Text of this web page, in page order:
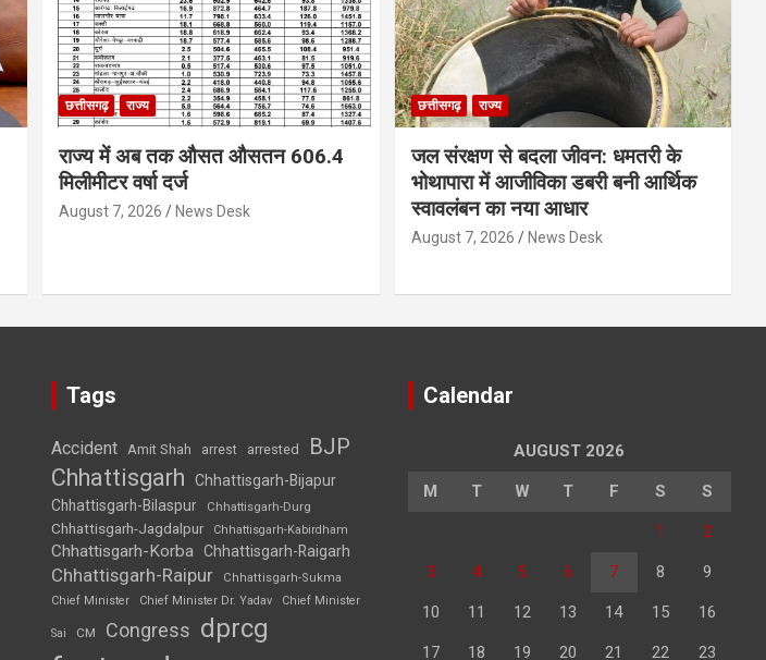
छत्तीसगढ़ राज्य
राज्य में अब तक औसत औसतन 606.4
मिलीमीटर वर्षा दर्ज
August 7, 2026 News Desk
छत्तीसगढ़ राज्य
जल संरक्षण से बदला जीवन: धमतरी के
भोथापारा में आजीविका डबरी बनी आर्थिक
स्वावलंबन का नया आधार
August 7, 2026 News Desk
Tags
Accident Amit Shah arrest arrested BJP
Chhattisgarh
Chhattisgarh-Bijapur
Chhattisgarh-Bilaspur
Chhattisgarh-Durg
Chhattisgarh-Jagdalpur Chhattisgarh-Kabirdham
Chhattisgarh-Korba Chhattisgarh-Raigarh
Chhattisgarh-Raipur
Chhattisgarh-Sukma
Chief Minister
Chief Minister Dr. Yadav Chief Minister
Sai CM Congress dprcg
Calendar
AUGUST 2026
M T W T F S S
1 2
3 4 5 6 7 8 9
10 11 12 13 14 15 16
17 18 19 20 21 22 23